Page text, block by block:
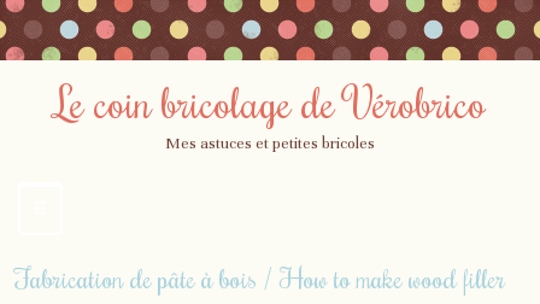
Le coin bricolage de Vérobrico
Mes astuces et petites bricoles
toFabrication de pâte à bois / How to make wood filler